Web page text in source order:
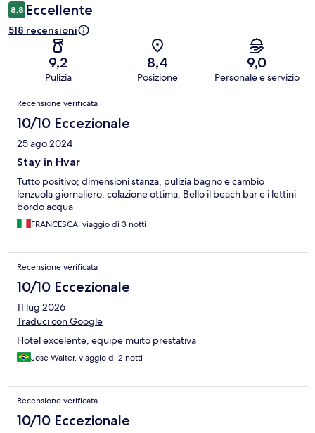
8,8 Eccellente
518 recensioni
9,2
Pulizia
8,4
Posizione
9,0
Personale e servizio
Recensioni
Recensione verificata
10/10 Eccezionale
25 ago 2024
Stay in Hvar
Tutto positivo; dimensioni stanza, pulizia bagno e cambio
lenzuola giornaliero, colazione ottima. Bello il beach bar e i lettini
bordo acqua
FRANCESCA, viaggio di 3 notti
Recensione verificata
10/10 Eccezionale
11 lug 2026
Traduci con Google
Hotel excelente, equipe muito prestativa
Jose Walter, viaggio di 2 notti
Recensione verificata
10/10 Eccezionale